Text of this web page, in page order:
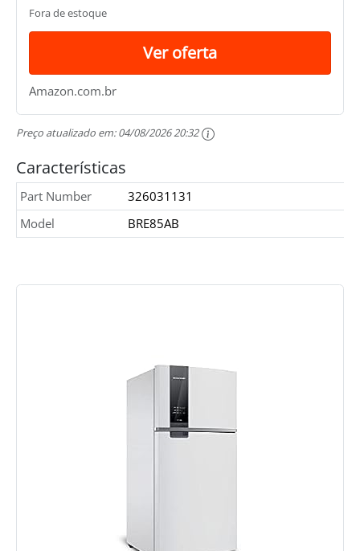
Fora de estoque
Ver oferta
Amazon.com.br
Preço atualizado em:04/08/2026 20:32
Características
Part Number
326031131
Model
BRE85AB